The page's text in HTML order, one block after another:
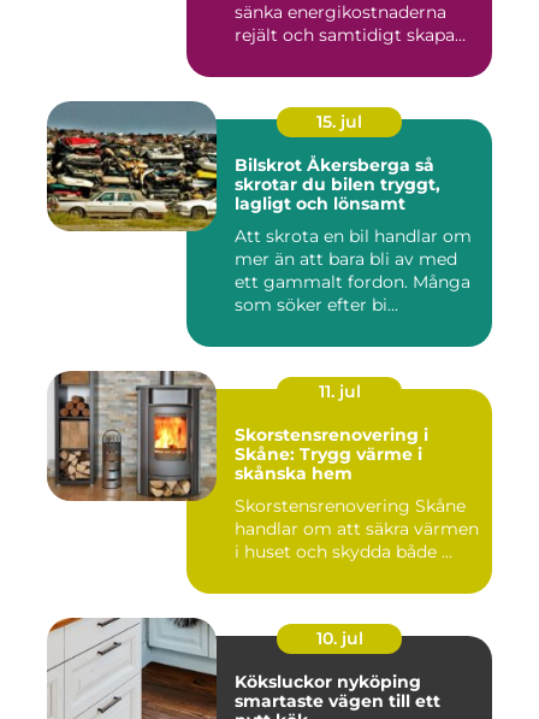
sänka energikostnaderna
rejält och samtidigt skapa
15. jul
Bilskrot Åkersberga så
skrotar du bilen tryggt,
lagligt och lönsamt
Att skrota en bil handlar om
mer än att bara bli av med
ett gammalt fordon. Många
som söker efter bi...
11. jul
Skorstensrenovering i
Skåne: Trygg värme i
skånska hem
Skorstensrenovering Skåne
handlar om att säkra värmen
i huset och skydda både ...
10. jul
Köksluckor nyköping
smartaste vägen till ett